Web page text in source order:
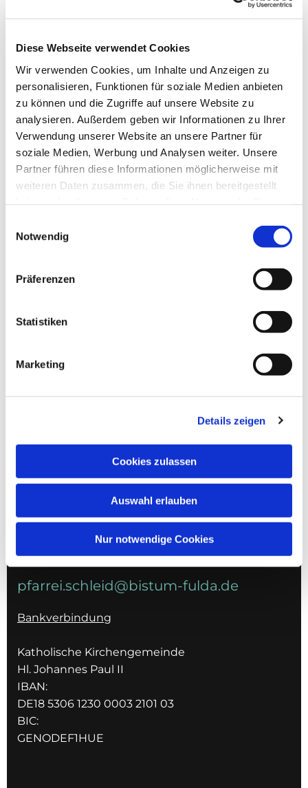
Diese Webseite verwendet Cookies
Wir verwenden Cookies, um Inhalte und Anzeigen zu
personalisieren, Funktionen für soziale Medien anbieten
zu können und die Zugriffe auf unsere Website zu
analysieren. Außerdem geben wir Informationen zu Ihrer
Verwendung unserer Website an unsere Partner für
soziale Medien, Werbung und Analysen weiter. Unsere
Partner führen diese Informationen möglicherweise mit
weiteren Daten zusammen, die Sie ihnen bereitgestellt
Notwendig
Präferenzen
Statistiken
Marketing
Details zeigen
Cookies zulassen
Auswahl erlauben
Nur notwendige Cookies
Gottesdienste
Lebensbegleitung
Schleider Hauptstraße 16
036967 596795
E-MAIL
pfarrei.schleid@bistum-fulda.de
Bankverbindung
Katholische Kirchengemeinde
Hl. Johannes Paul II
IBAN:
DE18 5306 1230 0003 2101 03
BIC:
GENODEF1HUE